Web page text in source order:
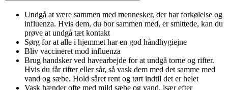
Undgå at være sammen med mennesker, der har forkølelse og
influenza. Hvis dem, du bor sammen med, er smittede, kan du
prøve at undgå tæt kontakt
Sørg for at alle i hjemmet har en god håndhygiejne
Bliv vaccineret mod influenza
Brug handsker ved havearbejde for at undgå torne og rifter.
Hvis du får rifter eller sår, så vask dem med det samme med
vand og sæbe. Hold såret rent og tørt indtil det er helet
Vask hænder ofte med mild sæbe og vand, især efter